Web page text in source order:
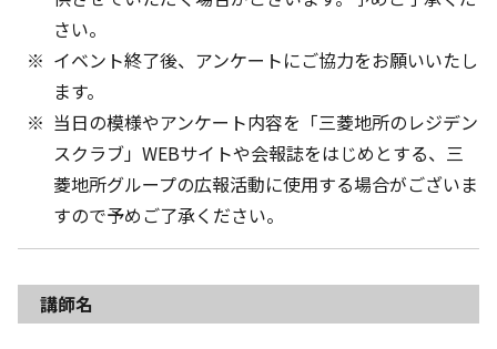
さい。
イベント終了後、アンケートにご協力をお願いいたし
ます。
当日の模様やアンケート内容を「三菱地所のレジデン
スクラブ」WEBサイトや会報誌をはじめとする、三
菱地所グループの広報活動に使用する場合がございま
すので予めご了承ください。
講師名